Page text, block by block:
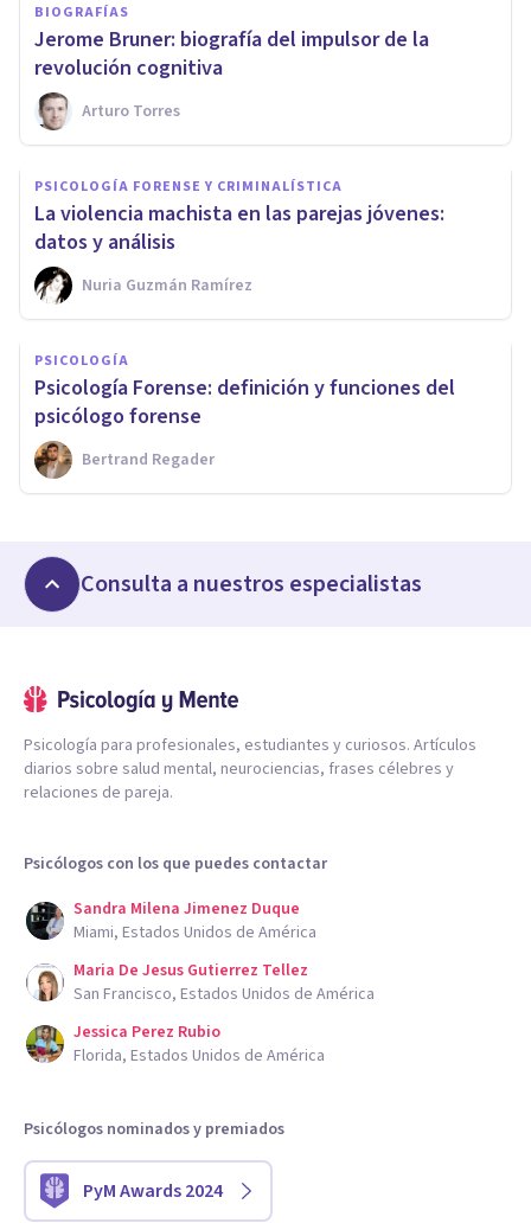
BIOGRAFÍAS
​Jerome Bruner: biografía del impulsor de la
revolución cognitiva
Arturo Torres
PSICOLOGÍA FORENSE Y CRIMINALÍSTICA
La violencia machista en las parejas jóvenes:
datos y análisis
Nuria Guzmán Ramírez
PSICOLOGÍA
Psicología Forense: definición y funciones del
psicólogo forense
Bertrand Regader
Consulta a nuestros especialistas
Psicología para profesionales, estudiantes y curiosos. Artículos
diarios sobre salud mental, neurociencias, frases célebres y
relaciones de pareja.
Psicólogos con los que puedes contactar
Sandra Milena Jimenez Duque
Miami, Estados Unidos de América
Maria De Jesus Gutierrez Tellez
San Francisco, Estados Unidos de América
Jessica Perez Rubio
Florida, Estados Unidos de América
Psicólogos nominados y premiados
PyM Awards 2024